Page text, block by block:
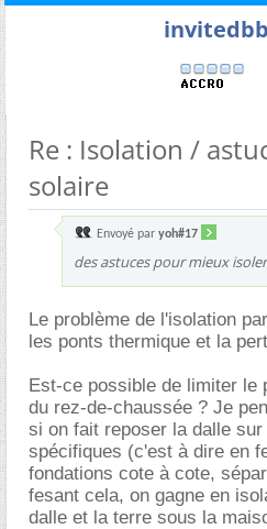
Re : Isolation /
solaire
Envoyé par yoh#17
des astuces pour mieux
Le problème de l'isolation
les ponts thermique et la
Est-ce possible de limiter le
du rez-de-chaussée ? Je
si on fait reposer la dalle
spécifiques (c'est à dire en
fondations cote à cote,
fesant cela, on gagne en
dalle et la terre sous la